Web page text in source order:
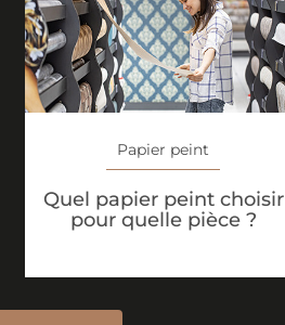
Papier peint
Quel papier peint choisir
pour quelle pièce ?